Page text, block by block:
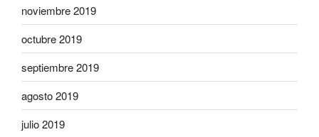
noviembre 2019
octubre 2019
septiembre 2019
agosto 2019
julio 2019